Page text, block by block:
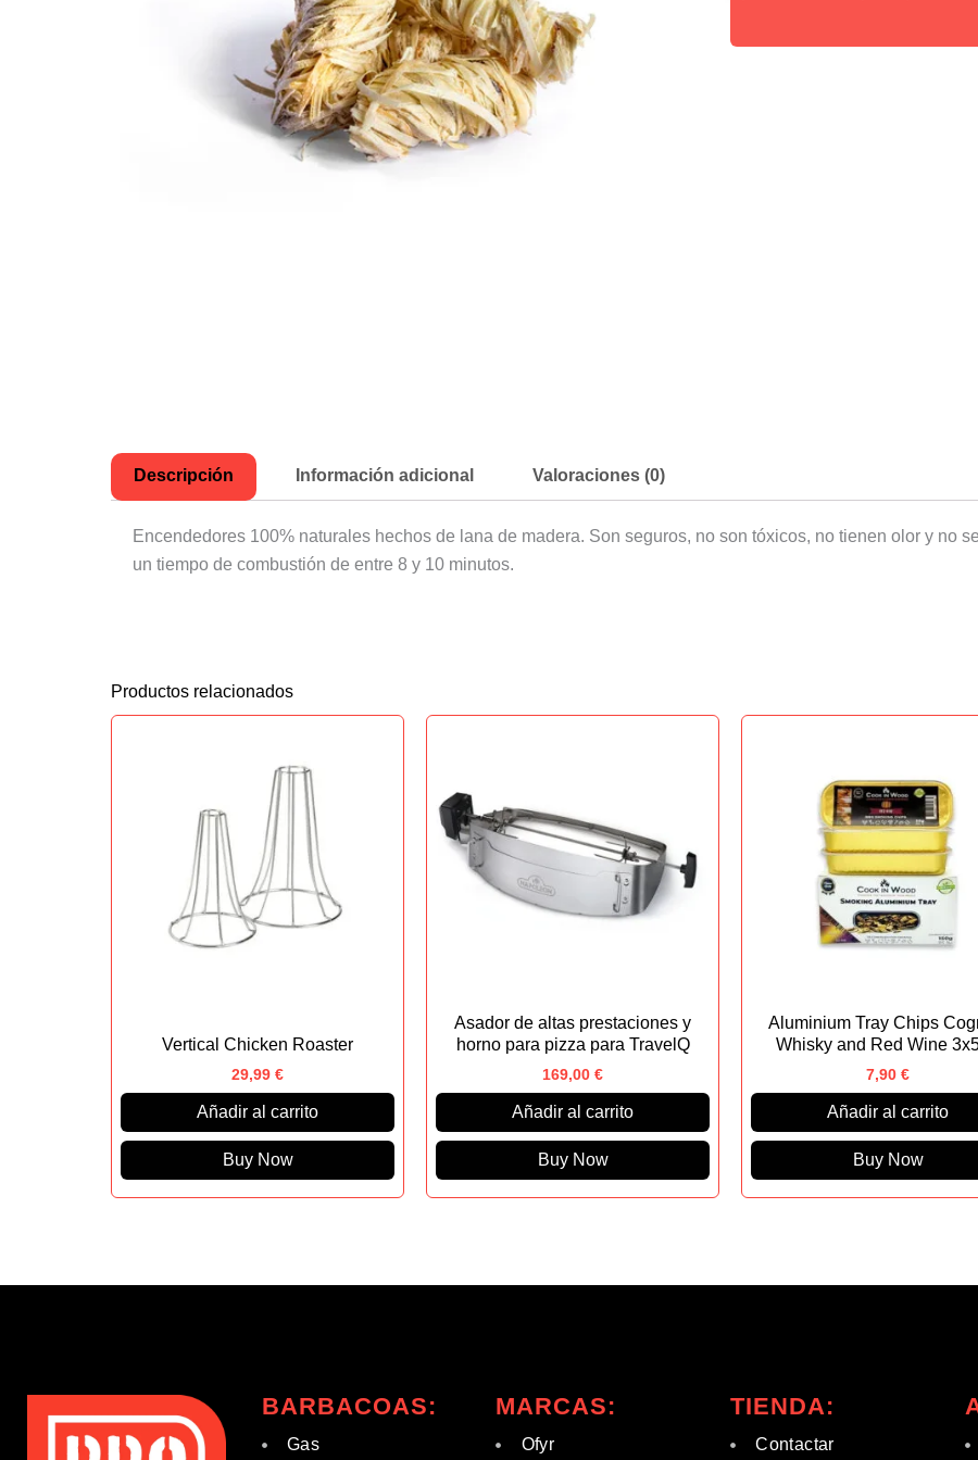
Descripción Información adicional Valoraciones (0)
Encendedores 100% naturales hechos de lana de madera. Son seguros, no son tóxicos, no tienen olor y no
un tiempo de combustión de entre 8 y 10 minutos.
Productos relacionados
Vertical Chicken Roaster
29,99 €
Añadir al carrito
Buy Now
Asador de altas prestaciones y
horno para pizza para TravelQ
169,00 €
Añadir al carrito
Buy Now
Aluminium Tray Chips
Whisky and Red Wine
7,90 €
Añadir al carrito
Buy Now
BARBACOAS:
Gas
MARCAS:
Ofyr
TIENDA:
Contactar